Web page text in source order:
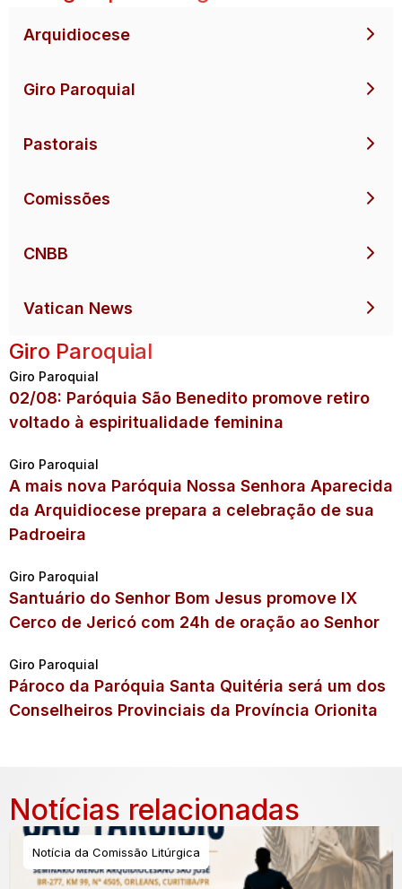
Arquidiocese
Giro Paroquial
Pastorais
Comissões
CNBB
Vatican News
Giro Paroquial
Giro Paroquial
02/08: Paróquia São Benedito promove retiro
voltado à espiritualidade feminina
Giro Paroquial
A mais nova Paróquia Nossa Senhora Aparecida
da Arquidiocese prepara a celebração de sua
Padroeira
Giro Paroquial
Santuário do Senhor Bom Jesus promove IX
Cerco de Jericó com 24h de oração ao Senhor
Giro Paroquial
Pároco da Paróquia Santa Quitéria será um dos
Conselheiros Provinciais da Província Orionita
Notícias relacionadas
Notícia da Comissão Litúrgica